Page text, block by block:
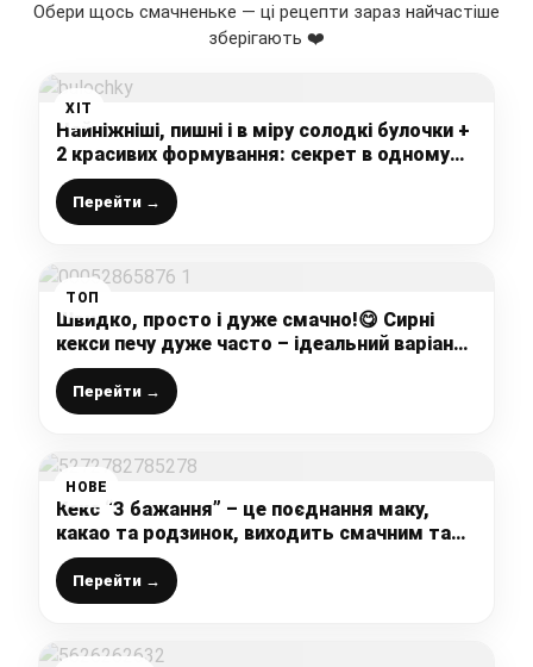
Обери щось смачненьке — ці рецепти зараз найчастіше
зберігають ❤️
ХІТ
Найніжніші, пишні і в міру солодкі булочки +
2 красивих формування: секрет в одному
простому інгредієнті, ділюсь покроковим
рецептом
Перейти →
ТОП
Швидко, просто і дуже смачно!😋 Сирні
кекси печу дуже часто – ідеальний варіант
діток нагодувати сиром!
Перейти →
НОВЕ
Кекс “З бажання” – це поєднання маку,
какао та родзинок, виходить смачним та
пухким (перевірений рецепт від української
господині)
Перейти →